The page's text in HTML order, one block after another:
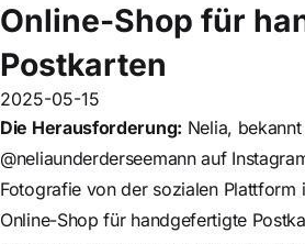
Online-Shop für
Postkarten
2025-05-15
Die Herausforderung: Nelia,
@neliaunderderseemann auf
Fotografie von der sozialen Plattform
Online-Shop für handgefertigte